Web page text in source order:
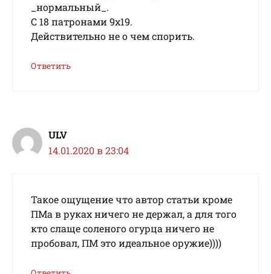
_нормальный_.
С 18 патронами 9х19.
Действительно не о чем спорить.
Ответить
ULV
14.01.2020 в 23:04
Такое ощущение что автор статьи кроме
ПМа в руках ничего не держал, а для того
кто слаще соленого огурца ничего не
пробовал, ПМ это идеальное оружие))))